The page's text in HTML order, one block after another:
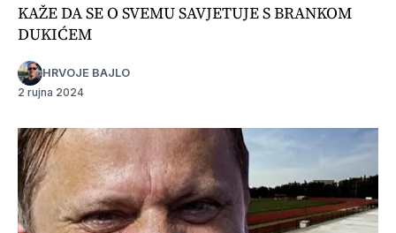
KAŽE DA SE O SVEMU SAVJETUJE S BRANKOM
DUKIĆEM
HRVOJE BAJLO
2 rujna 2024